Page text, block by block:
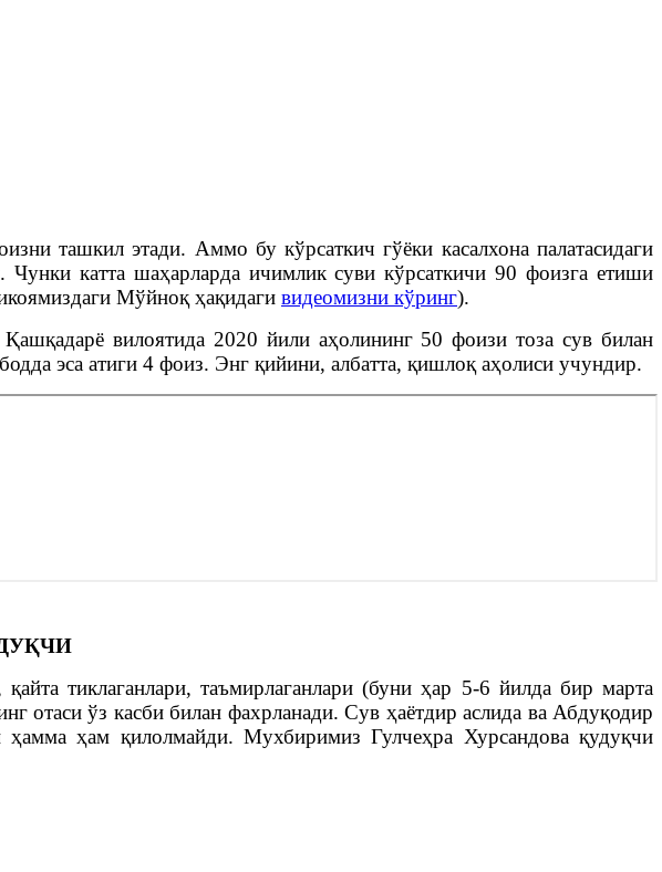
ташкил этади. Аммо бу кўрсаткич гўёки касалхона палатасидаги
катта шаҳарларда ичимлик суви кўрсаткичи 90 фоизга етиши
Мўйноқ ҳақидаги видеомизни кўринг).
вилоятида 2020 йили аҳолининг 50 фоизи тоза сув билан
эса атиги 4 фоиз. Энг қийини, албатта, қишлоқ аҳолиси учундир.
тиклаганлари, таъмирлаганлари (буни ҳар 5-6 йилда бир марта
отаси ўз касби билан фахрланади. Сув ҳаётдир аслида ва Абдуқодир
ҳам қилолмайди. Мухбиримиз Гулчеҳра Хурсандова қудуқчи